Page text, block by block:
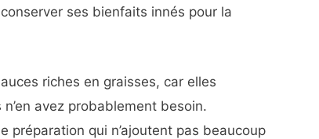
ses bienfaits innés pour la
riches en graisses, car elles
avez probablement besoin.
préparation qui n’ajoutent pas beaucoup